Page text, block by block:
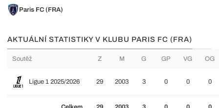
Paris FC (FRA)
AKTUÁLNÍ STATISTIKY V KLUBU PARIS FC (FRA)
Soutěž Z M G GP VG OG
Ligue 1 2025/2026 29 2003 3 0 0 0